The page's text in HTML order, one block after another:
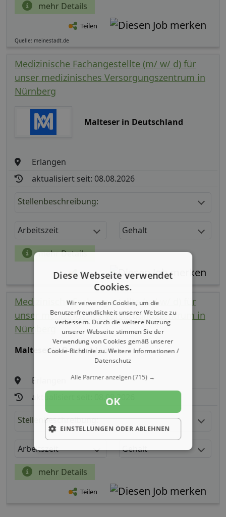
mehr Details
Teilen
Quelle: meinestadt.de
Medizinische Fachangestellte (m/ w/ d) für
unser medizinisches Versorgungszentrum in
Nürnberg
Malteser in Deutschland
Erlangen
aktualisiert seit: 08.08.2026
Stellenbeschreibung:
Arbeitszeit Gehalt
mehr Details
Teilen
Medizinische Fachangestellte (m/ w/ d) für
unser medizinisches Versorgungszentrum in
Nürnberg
Malteser in Deutschland
Erlangen
aktualisiert seit: 08.08.2026
Stellenbeschreibung:
Arbeitszeit Gehalt
mehr Details
Teilen
Diese Webseite verwendet
Cookies.
Wir verwenden Cookies, um die
Benutzerfreundlichkeit unserer Website zu
verbessern. Durch die weitere Nutzung
unserer Webseite stimmen Sie der
Verwendung von Cookies gemäß unserer
Cookie-Richtlinie zu.Weitere Informationen /
Datenschutz
Alle Partner anzeigen(715) →
OK
EINSTELLUNGEN ODER ABLEHNEN